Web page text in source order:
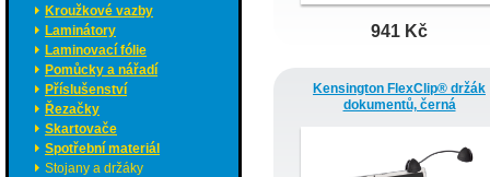
Kroužkové vazby
Laminátory
Laminovací fólie
Pomůcky a nářadí
Příslušenství
Řezačky
Skartovače
Spotřební materiál
Stojany a držáky
941 Kč
Kensington FlexClip® držák
dokumentů, černá